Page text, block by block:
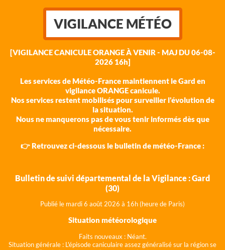
VIGILANCE MÉTÉO
[VIGILANCE CANICULE ORANGE À VENIR - MAJ DU 06-08-
2026 16h]
Les services de Météo-France maintiennent le Gard en
vigilance ORANGE canicule.
Nos services restent mobilisés pour surveiller l'évolution de
la situation.
Nous ne manquerons pas de vous tenir informés dès que
nécessaire.
👉 Retrouvez ci-dessous le bulletin de météo-France :
Bulletin de suivi départemental de la Vigilance : Gard
(30)
Publié le mardi 6 août 2026 à 16h (heure de Paris)
Situation météorologique
Faits nouveaux : Néant.
Situation générale : L'épisode caniculaire assez généralisé sur la région se